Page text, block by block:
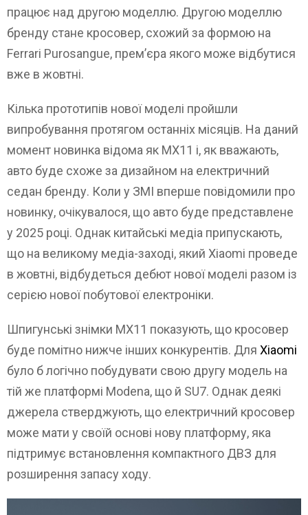
працює над другою моделлю. Другою моделлю
бренду стане кросовер, схожий за формою на
Ferrari Purosangue, прем’єра якого може відбутися
вже в жовтні.
Кілька прототипів нової моделі пройшли
випробування протягом останніх місяців. На даний
момент новинка відома як MX11 і, як вважають,
авто буде схоже за дизайном на електричний
седан бренду. Коли у ЗМІ вперше повідомили про
новинку, очікувалося, що авто буде представлене
у 2025 році. Однак китайські медіа припускають,
що на великому медіа-заході, який Xiaomi проведе
в жовтні, відбудеться дебют нової моделі разом із
серією нової побутової електроніки.
Шпигунські знімки MX11 показують, що кросовер
буде помітно нижче інших конкурентів. Для Xiaomi
було б логічно побудувати свою другу модель на
тій же платформі Modena, що й SU7. Однак деякі
джерела стверджують, що електричний кросовер
може мати у своїй основі нову платформу, яка
підтримує встановлення компактного ДВЗ для
розширення запасу ходу.